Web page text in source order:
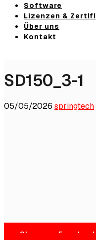
Software
Lizenzen &
Über uns
Kontakt
SD150_3-1
05/05/2026 springtech
Share on Facebook